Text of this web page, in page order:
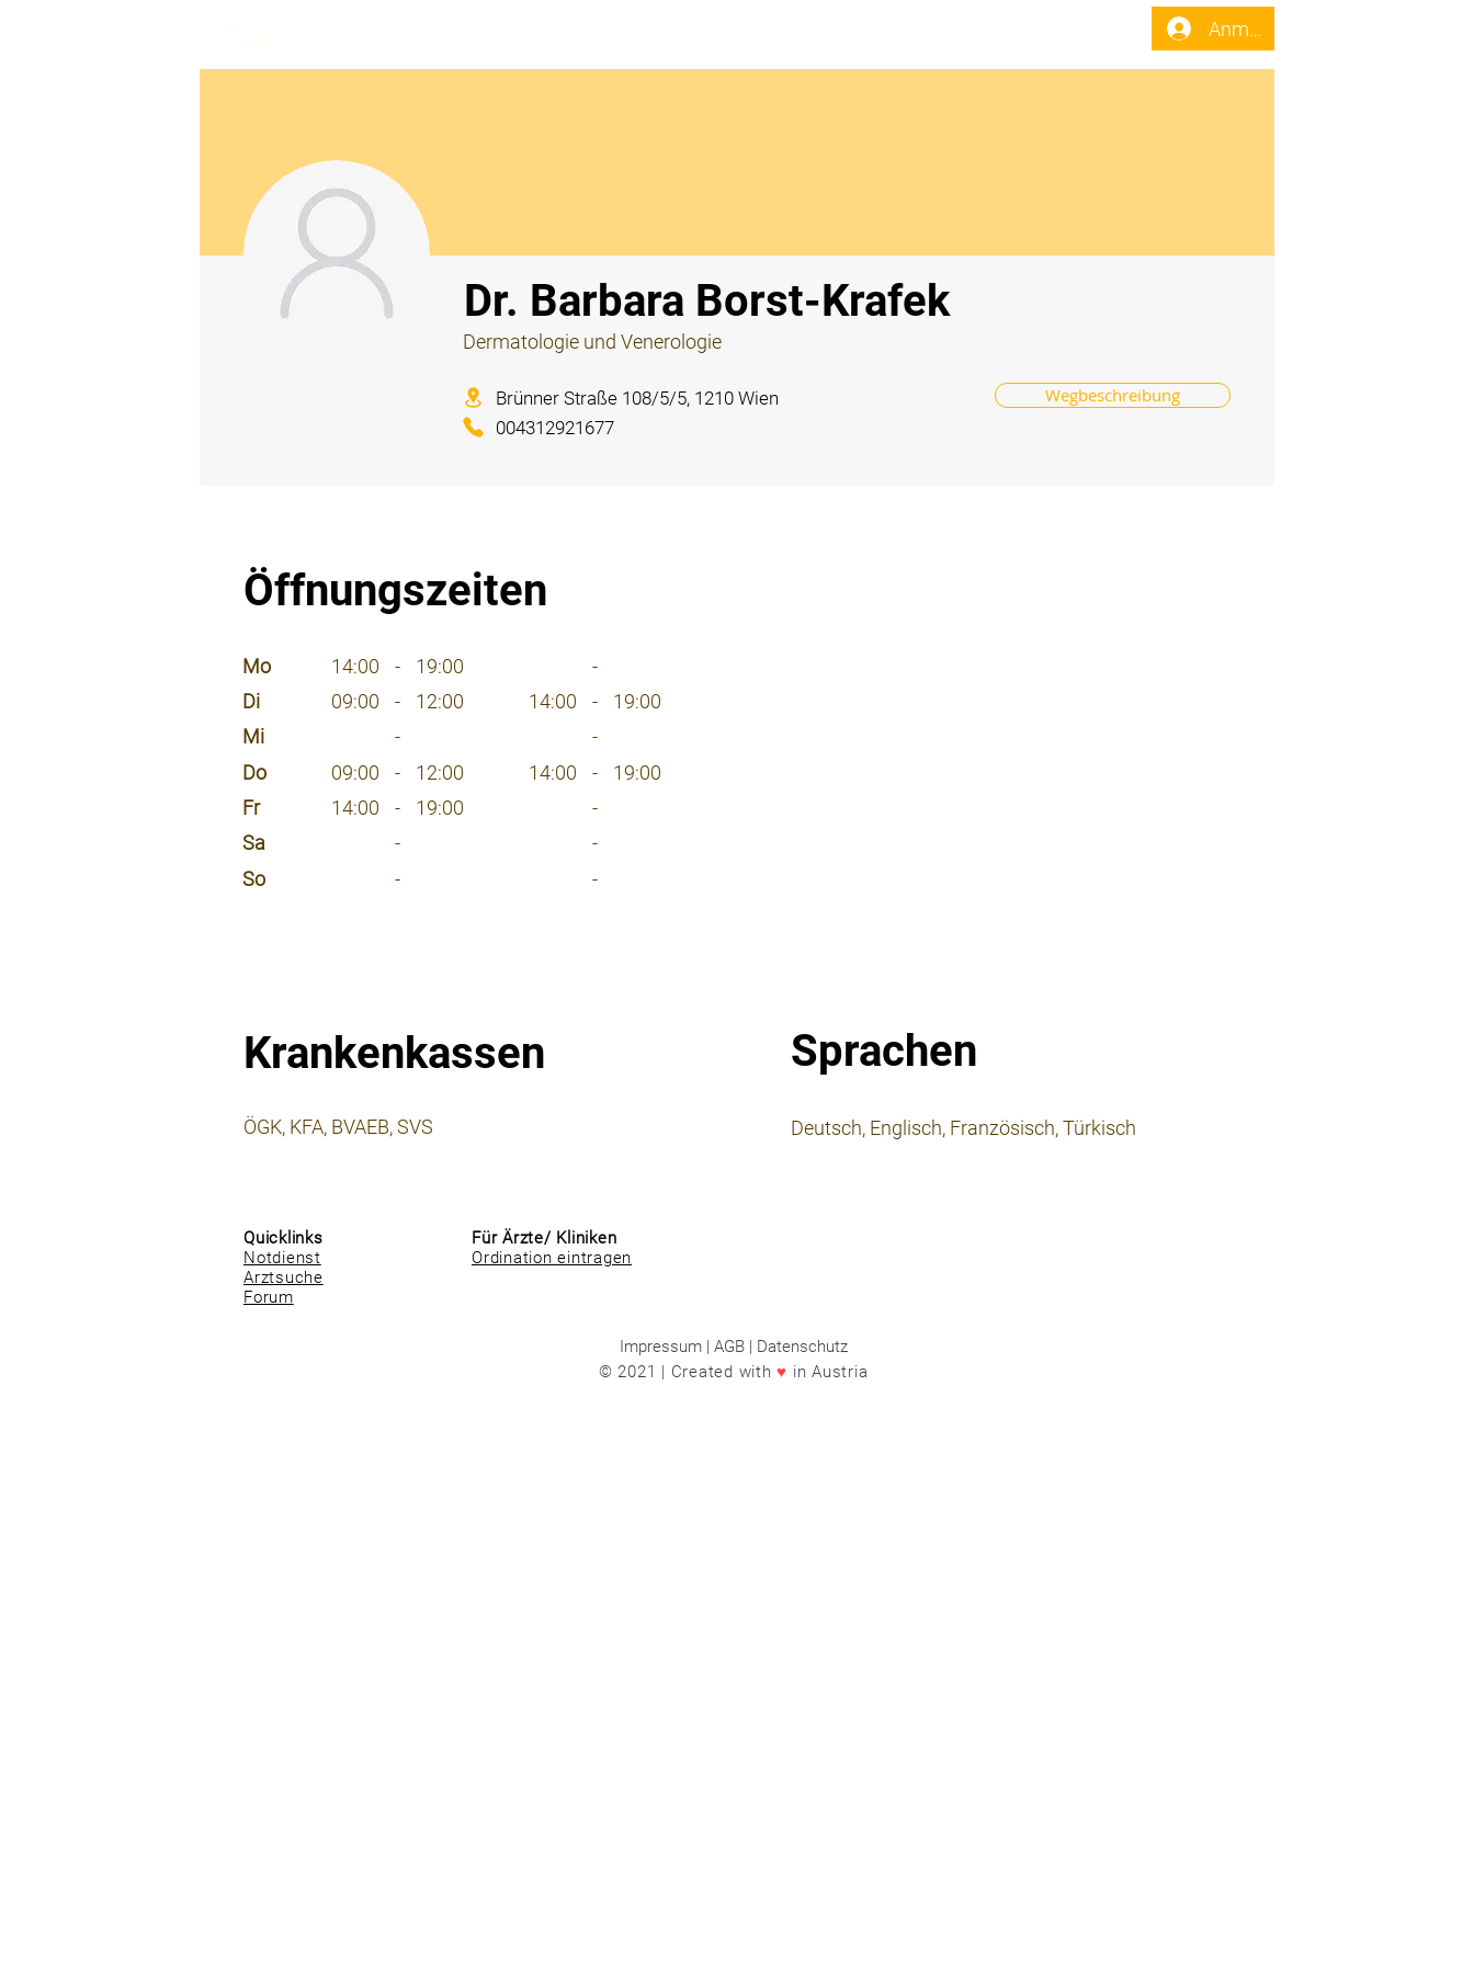
Anmelden
Dr. Barbara Borst-Krafek
Dermatologie und Venerologie
Wegbeschreibung
Brünner Straße 108/5/5, 1210 Wien
004312921677
Öffnungszeiten
Mo
14:00 - 19:00
-
Di
09:00 - 12:00 14:00 -
19:00
Mi
-
-
Do
09:00 - 12:00 14:00 -
19:00
Fr
14:00 - 19:00
-
Sa
-
-
So
- -
Krankenkassen
ÖGK, KFA, BVAEB, SVS
Sprachen
Deutsch, Englisch, Französisch, Türkisch
Quicklinks
Notdienst
Arztsuche
Forum
Für Ärzte/ Kliniken
Ordination eintragen
Impressum | AGB | Datenschutz
© 2021 | Created with♥ in Austria